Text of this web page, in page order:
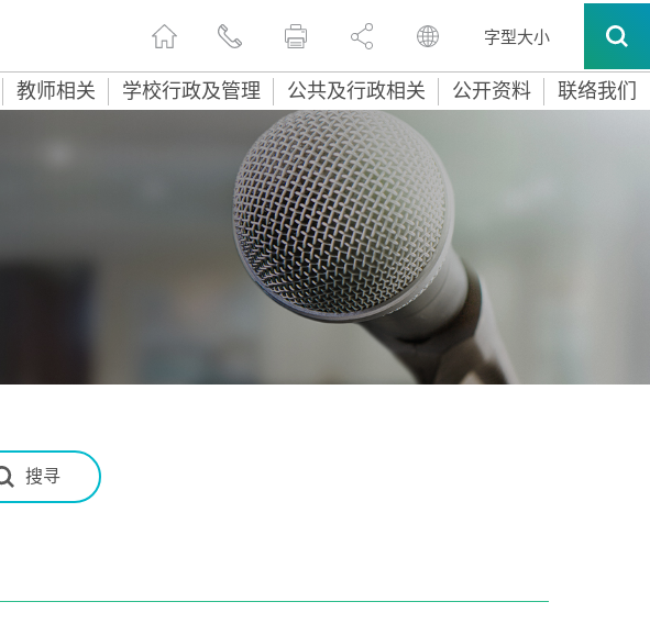
字型大小
教师相关 学校行政及管理 公共及行政相关 公开资料 联络我们